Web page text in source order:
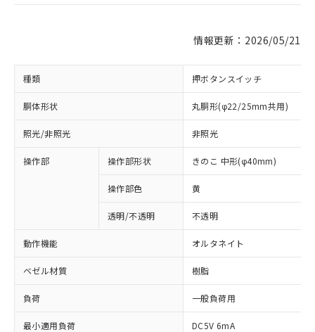
情報更新：2026/05/21
種類 押ボタンスイッチ
胴体形状 丸胴形(φ22/25mm共用)
照光/非照光 非照光
操作部 操作部形状 きのこ 中形(φ40mm)
操作部色 黄
透明/不透明 不透明
動作機能 オルタネイト
ベゼル材質 樹脂
負荷 一般負荷用
最小適用負荷 DC5V 6mA